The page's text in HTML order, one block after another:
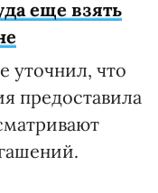
еще взять
уточнил, что
предоставила